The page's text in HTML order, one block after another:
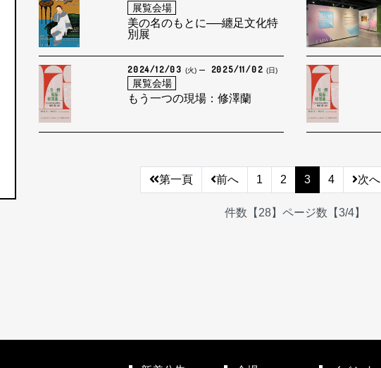
展覧会場
美の名のもとに──纏足文化特
別展
2024/12/03 (火) 2025/11/02(日)
展覧会場
もう一つの現場：修澤蘭
第一頁 前へ 1 2 3 4 次へ
件数【28】ページ数【3/4】